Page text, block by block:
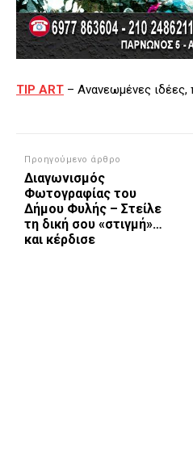
TIP ART – Ανανεωμένες
Προηγούμενο άρθρο
Διαγωνισμός
Φωτογραφίας του
Δήμου Φυλής – Στείλε
τη δική σου «στιγμή»…
και κέρδισε